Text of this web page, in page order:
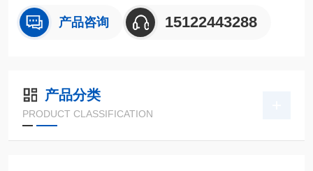
产品咨询 15122443288
产品分类
PRODUCT CLASSIFICATION